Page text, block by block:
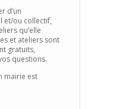
d’un
et/ou collectif,
qu’elle
et ateliers sont
gratuits,
questions.
mairie est